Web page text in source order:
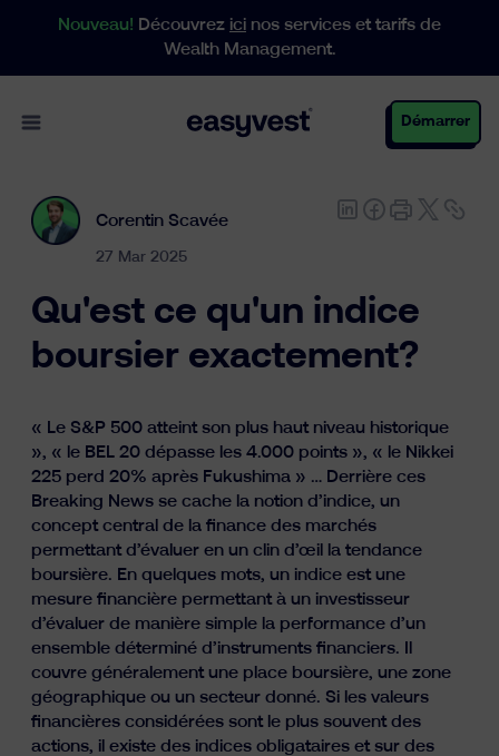
Nouveau! Découvrez ici nos services et tarifs de
Wealth Management.
Open main menu Démarrer
Particuliers
Entreprises
Gestion de patrimoine
Ressources
Corentin Scavée
27 Mar 2025
Qu'est ce qu'un indice
boursier exactement?
« Le S&P 500 atteint son plus haut niveau historique
», « le BEL 20 dépasse les 4.000 points », « le Nikkei
225 perd 20% après Fukushima » … Derrière ces
Breaking News se cache la notion d’indice, un
concept central de la finance des marchés
permettant d’évaluer en un clin d’œil la tendance
boursière. En quelques mots, un indice est une
mesure financière permettant à un investisseur
d’évaluer de manière simple la performance d’un
ensemble déterminé d’instruments financiers. Il
couvre généralement une place boursière, une zone
géographique ou un secteur donné. Si les valeurs
financières considérées sont le plus souvent des
actions, il existe des indices obligataires et sur des